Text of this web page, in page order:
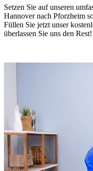
Setzen Sie auf unseren
Hannover nach Pforzheim
Füllen Sie jetzt unser
überlassen Sie uns den Rest!